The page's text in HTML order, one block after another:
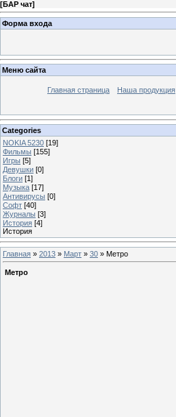
[БАР чат]
Форма входа
Меню сайта
Главная страница Наша продукция
Categories
NOKIA 5230 [19]
Фильмы [155]
Игры [5]
Девушки [0]
Блоги [1]
Музыка [17]
Антивирусы [0]
Софт [40]
Журналы [3]
История [4]
История
Главная » 2013 » Март » 30 » Метро
Метро